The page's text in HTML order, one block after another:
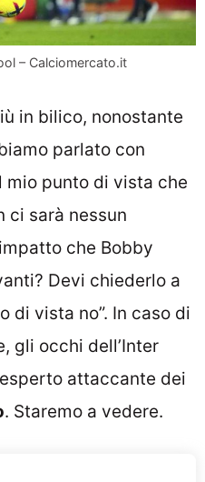
– Calciomercato.it
in bilico, nonostante
parlato con
mio punto di vista che
ci sarà nessun
che Bobby
Devi chiederlo a
di vista no”. In caso di
gli occhi dell’Inter
attaccante dei
. Staremo a vedere.